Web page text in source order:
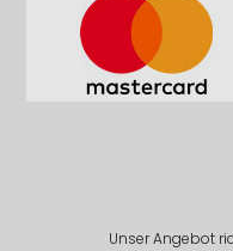
Unser Angebot